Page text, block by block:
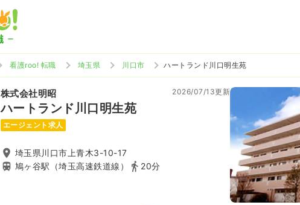
看護roo! 転職 埼玉県 川口市 ハートランド川口明生苑
株式会社明昭
ハートランド川口明生苑
2026/07/13更新
エージェント求人
埼玉県川口市上青木3-10-17
鳩ヶ谷駅（埼玉高速鉄道線）
20分